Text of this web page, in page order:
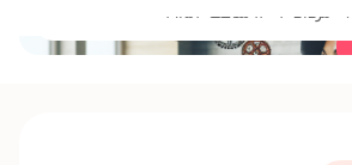
06 مرداد 1404 ساعت 19:54